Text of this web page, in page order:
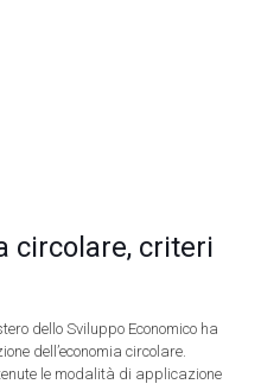
circolare, criteri
dello Sviluppo Economico ha
dell’economia circolare.
le modalità di applicazione